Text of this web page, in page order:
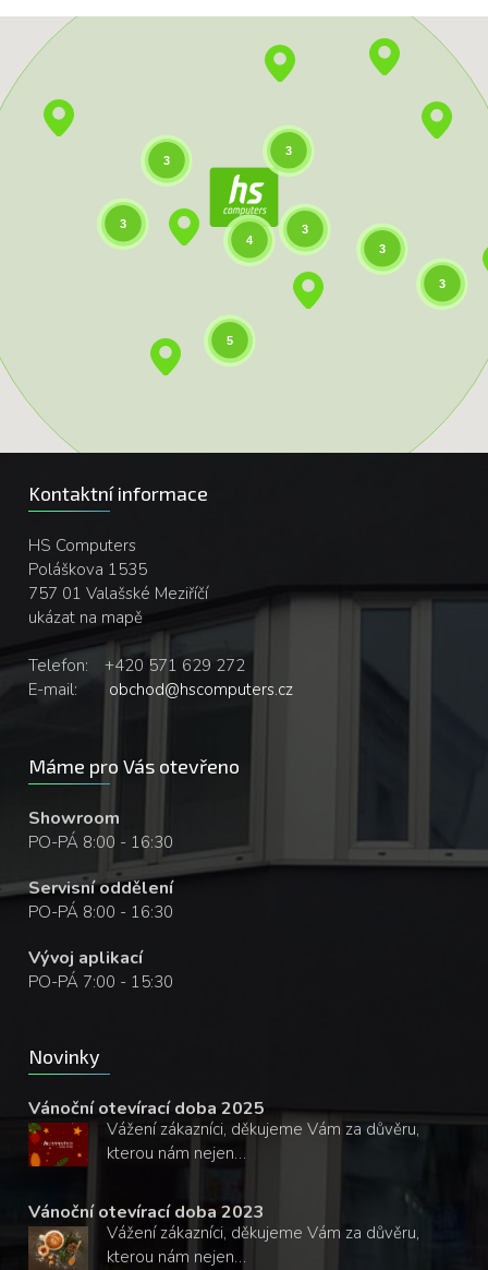
3
4
3
3
3
5
3
3
Kontaktní informace
HS Computers
Poláškova 1535
757 01 Valašské Meziříčí
ukázat na mapě
Telefon:
+420 571 629 272
E-mail:
obchod@hscomputers.cz
Máme pro Vás otevřeno
Showroom
PO-PÁ 8:00 - 16:30
Servisní oddělení
PO-PÁ 8:00 - 16:30
Vývoj aplikací
PO-PÁ 7:00 - 15:30
Novinky
Vánoční otevírací doba 2025
Vážení zákazníci, děkujeme Vám za důvěru,
kterou nám nejen…
Vánoční otevírací doba 2023
Vážení zákazníci, děkujeme Vám za důvěru,
kterou nám nejen…